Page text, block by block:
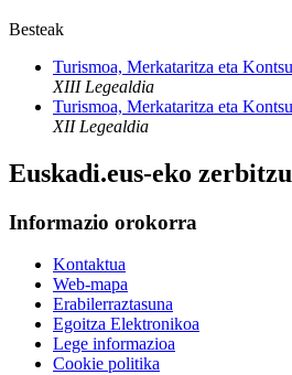
Besteak
Turismoa, Merkataritza eta
XIII Legealdia
Turismoa, Merkataritza eta
XII Legealdia
Euskadi.eus-eko
Informazio orokorra
Kontaktua
Web-mapa
Erabilerraztasuna
Egoitza Elektronikoa
Lege informazioa
Cookie politika